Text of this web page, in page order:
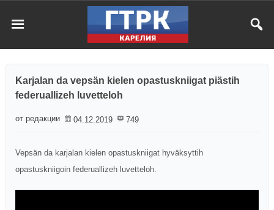
Karjalan da vepsän kielen opastuskniigat piästih
federuallizeh luvetteloh
от редакции 04.12.2019 749
Vepsän da karjalan kielen opastuskniigat hyväksyttih
opastuskniigoin federuallizeh luvetteloh.